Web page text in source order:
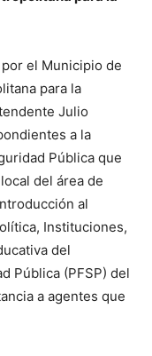
el Municipio de
para la
Julio
a la
Pública que
del área de
al
Instituciones,
del
Pública (PFSP) del
a agentes que